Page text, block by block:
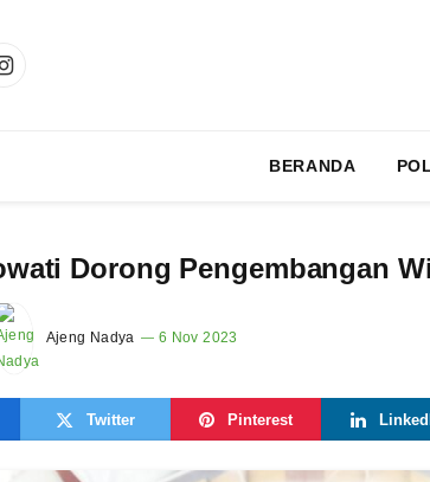
Instagram
BERANDA
Dorong Pengembangan
Ajeng Nadya 6 Nov 2023
Twitter Pinterest